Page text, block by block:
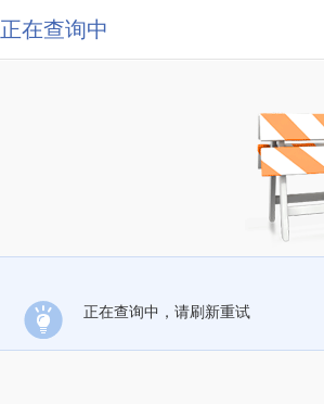
正在查询中
正在查询中，请刷新重试